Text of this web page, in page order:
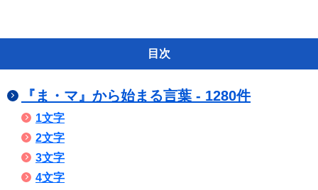
目次
『ま・マ』から始まる言葉 - 1280件
1文字
2文字
3文字
4文字